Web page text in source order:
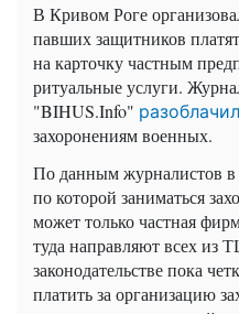
В Кривом Роге
павших защитников
на карточку частным
ритуальные услуги.
"BIHUS.Info"
захоронениям военных.
По данным журналистов в
по которой заниматься
может только частная
туда направляют всех из
законодательстве пока
платить за организацию